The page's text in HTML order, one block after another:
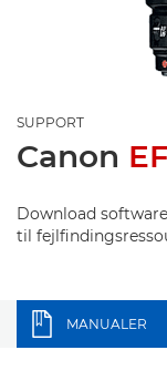
SUPPORT
Canon
Download
til
MANUALER